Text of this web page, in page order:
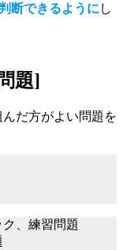
断できるように し
題]
だ方がよい問題を
、練習問題